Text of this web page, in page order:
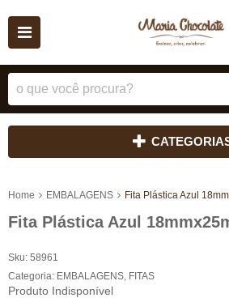
Home EMBALAGENS Fita Plástica Azul
Fita Plástica Azul
Sku: 58961
Categoria: EMBALAGENS FITAS
Produto Indisponível